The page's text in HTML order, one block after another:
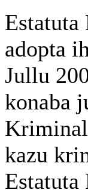
Estatuta
adopta
Jullu
konaba
Kriminal
kazu
Estatuta